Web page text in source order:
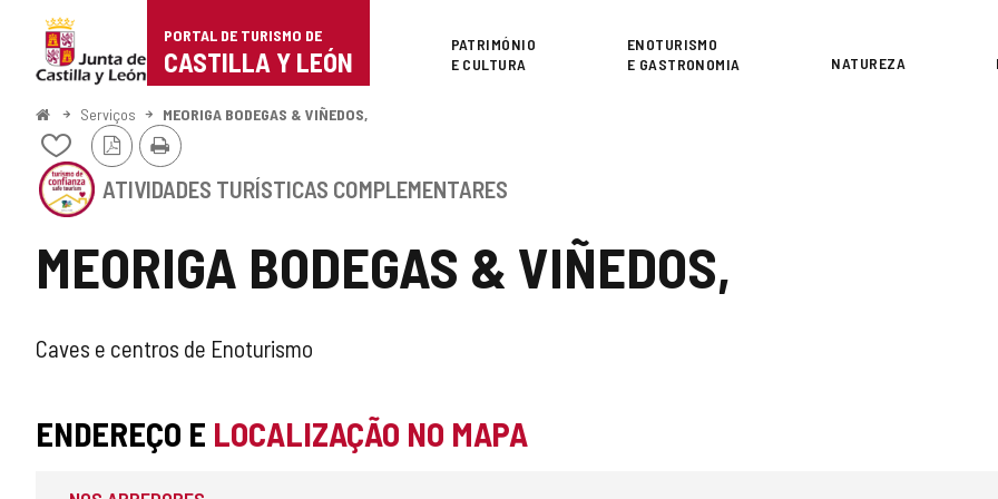
Portal
de
Turismo
Castilla
León
PORTAL DE TURISMO DE
CASTILLA Y LEÓN
Superior
PATRIMÓNIO
E CULTURA
ENOTURISMO
E GASTRONOMIA
NATUREZA
ComeçoServiços MEORIGA BODEGAS & VIÑEDOS,
MEORIGA BODEGAS & VIÑEDOS,
Adicionar
/
remover
de
cadernos
Versão
PDF
Imprimir
ATIVIDADES TURÍSTICAS COMPLEMENTARES
SELO
CONFIÁVEL
Este
estabelecimento
SELO
DE
CASTILLA
ATIVIDADE
COMPLEMENTAR
Caves e centros de Enoturismo
ENDEREÇO E LOCALIZAÇÃO NO MAPA